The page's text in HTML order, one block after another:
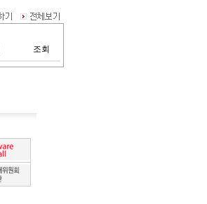
조회